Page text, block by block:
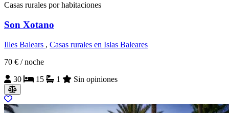
Casas rurales por habitaciones
Son Xotano
Illes Balears , Casas rurales en Islas Baleares
70 € / noche
30
15 1 Sin opiniones